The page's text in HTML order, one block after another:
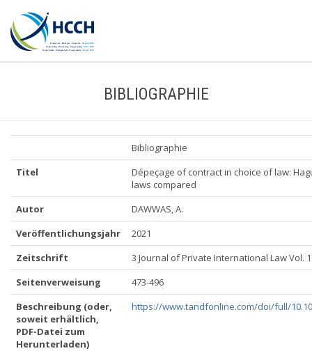
BIBLIOGRAPHIE
Bibliographie
Titel
Dépeçage of contract in choice of law:
laws compared
Autor
DAWWAS, A.
Veröffentlichungsjahr
2021
Zeitschrift
3 Journal of Private International Law Vol.
Seitenverweisung
473-496
Beschreibung (oder,
soweit erhältlich,
PDF-Datei zum
Herunterladen)
https://www.tandfonline.com/doi/full/